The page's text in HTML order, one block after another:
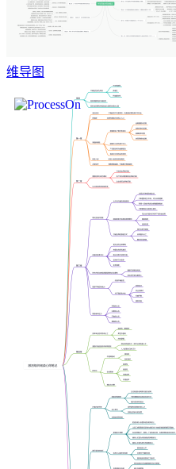
维导图